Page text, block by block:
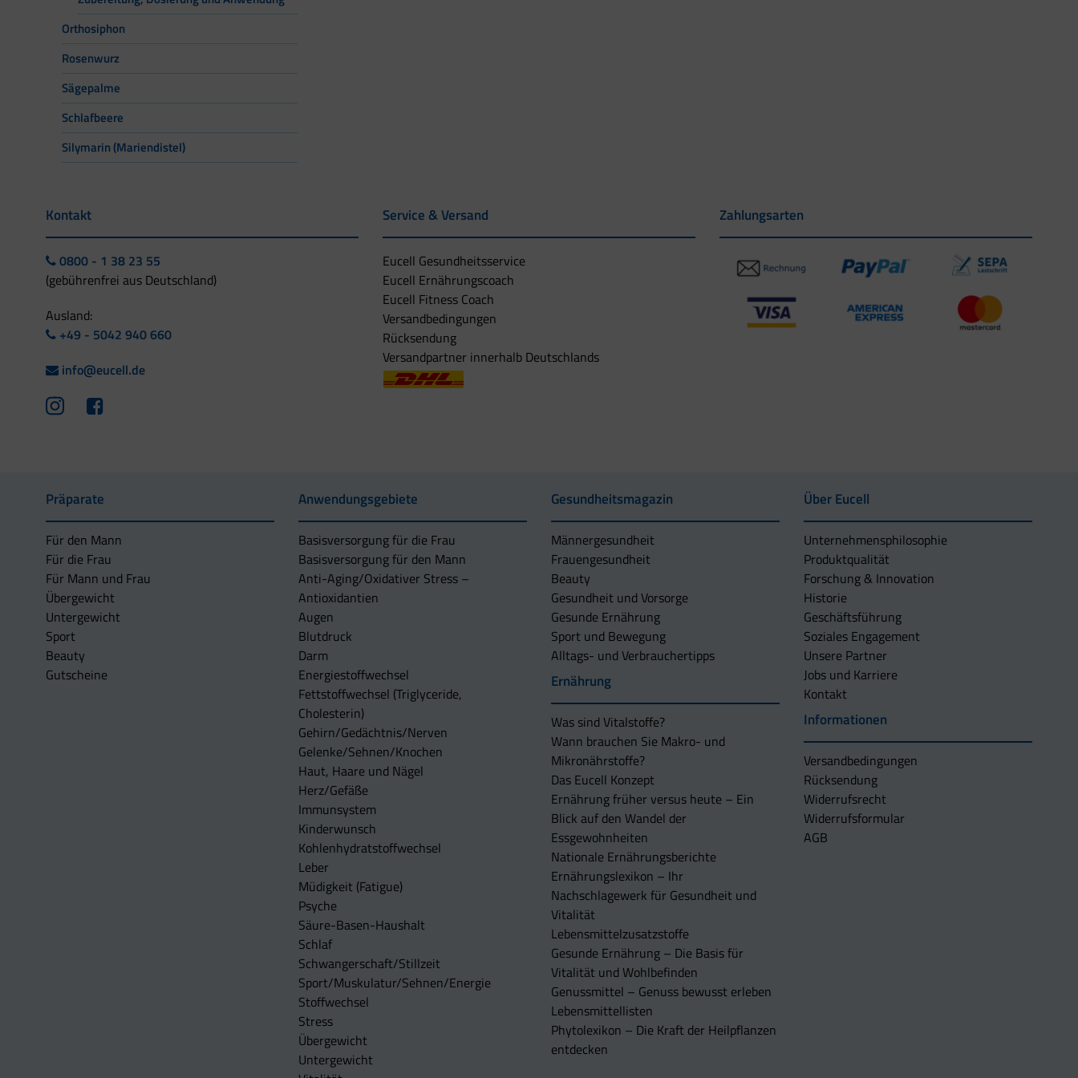
Orthosiphon
Rosenwurz
Sägepalme
Schlafbeere
Silymarin (Mariendistel)
Kontakt
0800 - 1 38 23 55
(gebührenfrei aus Deutschland)
Ausland:
+49 - 5042 940 660
info@eucell.de
Service & Versand
Eucell Gesundheitsservice
Eucell Ernährungscoach
Eucell Fitness Coach
Versandbedingungen
Rücksendung
Versandpartner innerhalb Deutschlands
Zahlungsarten
Präparate
Für den Mann
Für die Frau
Für Mann und Frau
Übergewicht
Untergewicht
Sport
Beauty
Gutscheine
Anwendungsgebiete
Basisversorgung für die Frau
Basisversorgung für den Mann
Anti-Aging/Oxidativer Stress –
Antioxidantien
Augen
Blutdruck
Darm
Energiestoffwechsel
Fettstoffwechsel (Triglyceride,
Cholesterin)
Gehirn/Gedächtnis/Nerven
Gelenke/Sehnen/Knochen
Haut, Haare und Nägel
Herz/Gefäße
Immunsystem
Kinderwunsch
Kohlenhydratstoffwechsel
Leber
Müdigkeit (Fatigue)
Psyche
Säure-Basen-Haushalt
Schlaf
Schwangerschaft/Stillzeit
Sport/Muskulatur/Sehnen/Energie
Stoffwechsel
Stress
Übergewicht
Untergewicht
Gesundheitsmagazin
Männergesundheit
Frauengesundheit
Beauty
Gesundheit und Vorsorge
Gesunde Ernährung
Sport und Bewegung
Alltags- und Verbrauchertipps
Ernährung
Was sind Vitalstoffe?
Wann brauchen Sie Makro- und
Mikronährstoffe?
Das Eucell Konzept
Ernährung früher versus heute – Ein
Blick auf den Wandel der
Essgewohnheiten
Nationale Ernährungsberichte
Ernährungslexikon – Ihr
Nachschlagewerk für Gesundheit und
Vitalität
Lebensmittelzusatzstoffe
Gesunde Ernährung – Die Basis für
Vitalität und Wohlbefinden
Genussmittel – Genuss bewusst erleben
Lebensmittellisten
Phytolexikon – Die Kraft der Heilpflanzen
entdecken
Über Eucell
Unternehmens­philosophie
Produktqualität
Forschung & Innovation
Historie
Geschäftsführung
Soziales Engagement
Unsere Partner
Jobs und Karriere
Kontakt
Informationen
Versandbedingungen
Rücksendung
Widerrufsrecht
Widerrufsformular
AGB